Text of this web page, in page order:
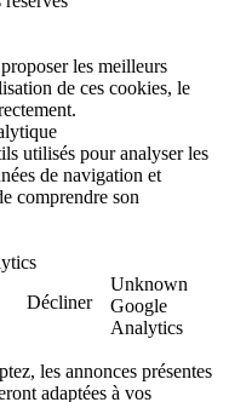
les meilleurs
de ces cookies, le
utilisés pour analyser les
de navigation et
comprendre son
Décliner
Unknown
Google
Analytics
les annonces présentes
adaptées à vos